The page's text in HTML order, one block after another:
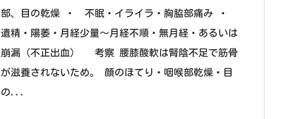
部、目の乾燥 ・ 不眠・イライラ・胸脇部痛み ・
遺精・陽萎・月経少量～月経不順・無月経・あるいは
崩漏（不正出血） 考察 腰膝酸軟は腎陰不足で筋骨
が滋養されないため。 顔のほてり・咽喉部乾燥・目
の...